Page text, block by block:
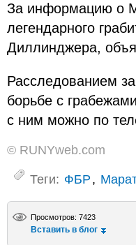
За информацию о
легендарного
Диллинджера,
Расследованием
борьбе с
с ним можно по
© RUNYweb.com
Теги: ФБР,
Просмотров: 7423
Вставить в блог